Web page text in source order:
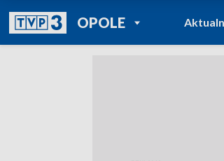
OPOLEPOWRÓT DO
TVP REGIONY